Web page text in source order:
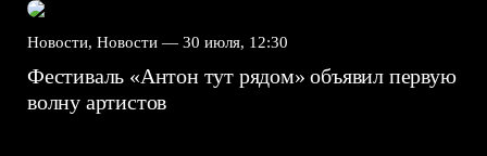
Новости, Новости — 30 июля, 12:30
Фестиваль «Антон тут рядом» объявил первую
волну артистов